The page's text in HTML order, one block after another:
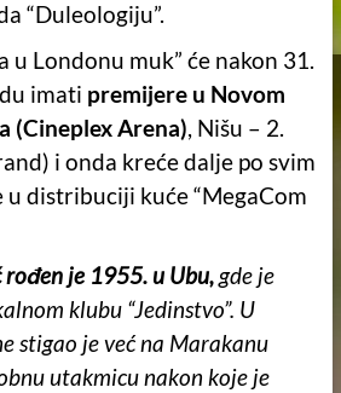
“Duleologiju”.
u Londonu muk” će nakon 31.
imati premijere u Novom
(Cineplex Arena), Nišu – 2.
i onda kreće dalje po svim
u distribuciji kuće “MegaCom
rođen je 1955. u Ubu,gde je
klubu “Jedinstvo”. U
stigao je već na Marakanu
utakmicu nakon koje je